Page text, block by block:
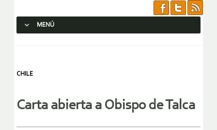
MENÚ
CHILE
Carta abierta a Obispo de Talca